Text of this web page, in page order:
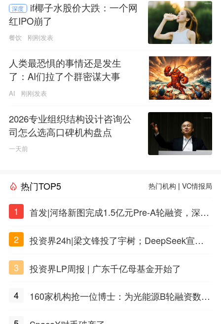
深度
if椰子水股价大跌：一个网
红IPO崩了
餐饮 刚刚发表
人类最恐惧的事情还是发生
了：AI们拉了个群密谋大事
AI 刚刚发表
2026专业组织结构设计咨询公
司怎么选高口碑机构盘点
一天前
热门TOP5 热门机构 |VC情报局
1
首发|河络新图完成1.5亿元Pre-A轮融资，深耕i
2
投资界24h|梁文锋投了宇树；DeepSeek宣布
3
投资界LP周报 | 广东千亿母基金开始了
4
160家机构抢一位博士：为光能源B轮融资数亿